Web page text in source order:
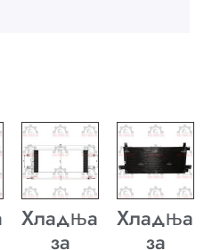
Хладњак
за
Хладњак
за